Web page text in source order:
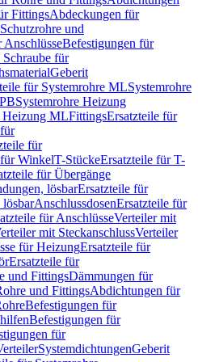
FittingsAbdeckungen für
Schutzrohre und
AnschlüsseBefestigungen für
Schraube für
Geberit
für Systemrohre MLSystemrohre
Systemrohre Heizung
Heizung MLFittingsErsatzteile für
für
WinkelT-StückeErsatzteile für T-
für Übergänge
lösbarErsatzteile für
AnschlussdosenErsatzteile für
für AnschlüsseVerteiler mit
mit SteckanschlussVerteiler
für HeizungErsatzteile für
Ersatzteile für
und FittingsDämmungen für
und FittingsAbdichtungen für
Befestigungen für
Befestigungen für
für
SystemdichtungenGeberit